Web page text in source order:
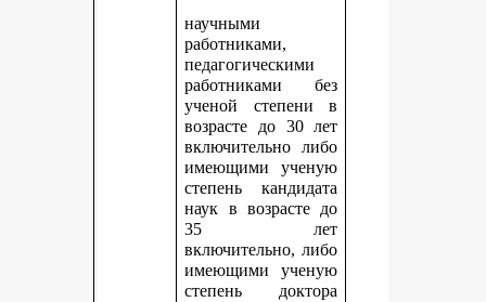
научными
работниками,
педагогическими
работниками без
ученой степени в
возрасте до 30 лет
включительно либо
имеющими ученую
степень кандидата
наук в возрасте до
35 лет
включительно, либо
имеющими ученую
степень доктора